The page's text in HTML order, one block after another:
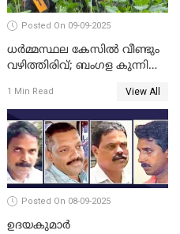
Posted On 09-09-2025
ധർമ്മസ്ഥല കേസിൽ വീണ്ടും
വഴിത്തിരിവ്; ബംഗള കുന്നിൽ
കണ്ടെത്തി
1 Min Read View All
Posted On 08-09-2025
ഉദയകുമാര്‍